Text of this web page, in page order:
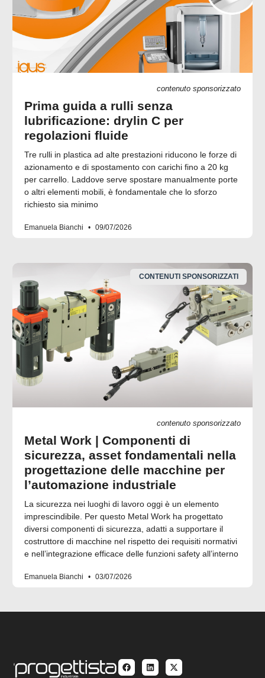
contenuto sponsorizzato
Prima guida a rulli senza
lubrificazione: drylin C per
regolazioni fluide
Tre rulli in plastica ad alte prestazioni riducono le forze di
azionamento e di spostamento con carichi fino a 20 kg
per carrello. Laddove serve spostare manualmente porte
o altri elementi mobili, è fondamentale che lo sforzo
richiesto sia minimo
Emanuela Bianchi 09/07/2026
CONTENUTI SPONSORIZZATI
contenuto sponsorizzato
Metal Work | Componenti di
sicurezza, asset fondamentali nella
progettazione delle macchine per
l’automazione industriale
La sicurezza nei luoghi di lavoro oggi è un elemento
imprescindibile. Per questo Metal Work ha progettato
diversi componenti di sicurezza, adatti a supportare il
costruttore di macchine nel rispetto dei requisiti normativi
e nell’integrazione efficace delle funzioni safety all’interno
Emanuela Bianchi 03/07/2026